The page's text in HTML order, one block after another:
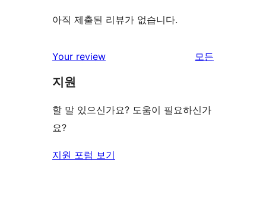
아직 제출된 리뷰가 없습니다.
Your review 모든
지원
할 말 있으신가요? 도움이 필요하신가
요?
지원 포럼 보기